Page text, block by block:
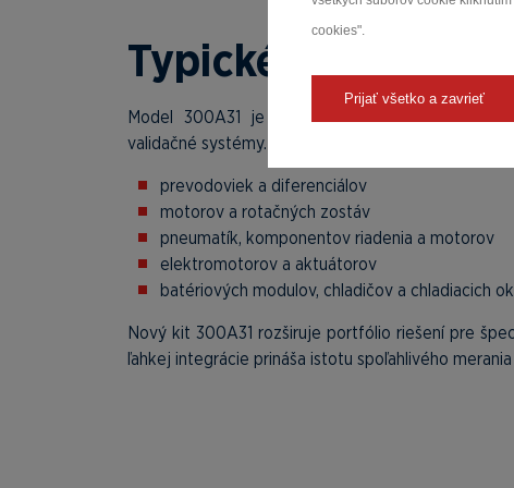
cookies".
Prijať všetko a zavrieť
Typické aplikácie:
Model 300A31 je určený prevovšetkým pre
validačné systémy. Uplatnenie nájde napríklad pri
prevodoviek a diferenciálov
motorov a rotačných zostáv
pneumatík, komponentov riadenia a motorov
elektromotorov a aktuátorov
batériových modulov, chladičov a chladiacich
Nový kit 300A31 rozširuje portfólio riešení pre
ľahkej integrácie prináša istotu spoľahlivého